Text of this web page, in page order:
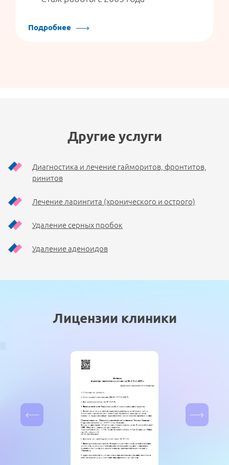
Подробнее
Другие услуги
Диагностика и лечение гайморитов, фронтитов,
ринитов
Лечение ларингита (хронического и острого)
Удаление серных пробок
Удаление аденоидов
Лицензии клиники